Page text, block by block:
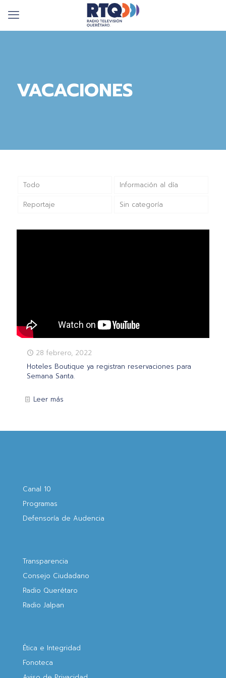
VACACIONES
Todo Información al día
Reportaje Sin categoría
28 febrero, 2022
Hoteles Boutique ya registran reservaciones para
Semana Santa.
Leer más
Canal 10
Programas
Defensoría de Audencia
Transparencia
Consejo Ciudadano
Radio Querétaro
Radio Jalpan
Ética e Integridad
Fonoteca